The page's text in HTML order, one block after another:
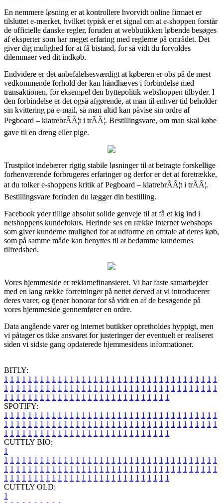
En nemmere løsning er at kontrollere hvorvidt online firmaet er
tilsluttet e-mærket, hvilket typisk er et signal om at e-shoppen forstår
de officielle danske regler, foruden at webbutikken løbende besøges
af eksperter som har meget erfaring med reglerne på området. Det
giver dig mulighed for at få bistand, for så vidt du forvoldes
dilemmaer ved dit indkøb.
Endvidere er det anbefalelsesværdigt at køberen er obs på de mest
vedkommende forhold der kan håndhæves i forbindelse med
transaktionen, for eksempel den byttepolitik webshoppen tilbyder. I
den forbindelse er det også afgørende, at man til enhver tid beholder
sin kvittering på e-mail, så man altid kan påvise sin ordre af
Pegboard – klatrebrÃÂ¦t i trÃÂ¦. Bestillingsvare, om man skal købe
gave til en dreng eller pige.
Trustpilot indebærer rigtig stabile løsninger til at betragte forskellige
forhenværende forbrugeres erfaringer og derfor er det at foretrække,
at du tolker e-shoppens kritik af Pegboard – klatrebrÃÂ¦t i trÃÂ¦.
Bestillingsvare forinden du lægger din bestilling.
Facebook yder tillige absolut solide genveje til at få et kig ind i
netshoppens kundefokus. Herinde ses en række internet webshops
som giver kunderne mulighed for at udforme en omtale af deres køb,
som på samme måde kan benyttes til at bedømme kundernes
tilfredshed.
Vores hjemmeside er reklamefinansieret. Vi har faste samarbejder
med en lang række forretninger på nettet derved at vi introducerer
deres varer, og tjener honorar for så vidt en af de besøgende på
vores hjemmeside gennemfører en ordre.
Data angående varer og internet butikker opretholdes hyppigt, men
vi påtager os ikke ansvaret for justeringer der eventuelt er realiseret
siden vi sidste gang opdaterede hjemmesidens informationer.
BITLY:
1 1 1 1 1 1 1 1 1 1 1 1 1 1 1 1 1 1 1 1 1 1 1 1 1 1 1 1 1 1 1 1 1 1 1 1
1 1 1 1 1 1 1 1 1 1 1 1 1 1 1 1 1 1 1 1 1 1 1 1 1 1 1 1 1 1 1 1 1 1 1 1
1 1 1 1 1 1 1 1 1 1 1 1 1 1 1 1 1 1 1 1 1 1 1 1 1 1 1 1
SPOTIFY:
1 1 1 1 1 1 1 1 1 1 1 1 1 1 1 1 1 1 1 1 1 1 1 1 1 1 1 1 1 1 1 1 1 1 1 1
1 1 1 1 1 1 1 1 1 1 1 1 1 1 1 1 1 1 1 1 1 1 1 1 1 1 1 1 1 1 1 1 1 1 1 1
1 1 1 1 1 1 1 1 1 1 1 1 1 1 1 1 1 1 1 1 1 1 1 1 1 1 1 1
CUTTLY BIO:
1
1 1 1 1 1 1 1 1 1 1 1 1 1 1 1 1 1 1 1 1 1 1 1 1 1 1 1 1 1 1 1 1 1 1 1 1
1 1 1 1 1 1 1 1 1 1 1 1 1 1 1 1 1 1 1 1 1 1 1 1 1 1 1 1 1 1 1 1 1 1 1 1
1 1 1 1 1 1 1 1 1 1 1 1 1 1 1 1 1 1 1 1 1 1 1 1 1 1 1 1
CUTTLY OLD:
1